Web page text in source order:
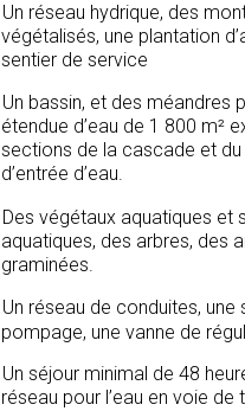
Un réseau hydrique, des
végétalisés, une plantation
sentier de service
Un bassin, et des méandres
étendue d’eau de 1 800 m²
sections de la cascade et
d’entrée d’eau.
Des végétaux aquatiques et
aquatiques, des arbres, des
graminées.
Un réseau de conduites, une
pompage, une vanne de
Un séjour minimal de 48
réseau pour l’eau en voie de